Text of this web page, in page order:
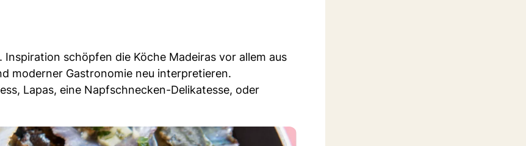
schöpfen die Köche Madeiras vor allem aus
moderner Gastronomie neu interpretieren.
Lapas, eine Napfschnecken-Delikatesse, oder